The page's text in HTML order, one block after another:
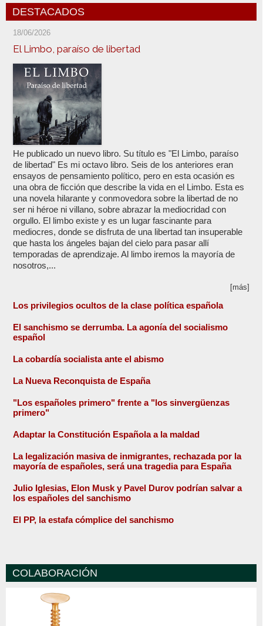
DESTACADOS
18/06/2026
El Limbo, paraíso de libertad
He publicado un nuevo libro. Su título es "El Limbo, paraíso
de libertad" Es mi octavo libro. Seis de los anteriores eran
ensayos de pensamiento político, pero en esta ocasión es
una obra de ficción que describe la vida en el Limbo. Esta es
una novela hilarante y conmovedora sobre la libertad de no
ser ni héroe ni villano, sobre abrazar la mediocridad con
orgullo. El limbo existe y es un lugar fascinante para
mediocres, donde se disfruta de una libertad tan insuperable
que hasta los ángeles bajan del cielo para pasar allí
temporadas de aprendizaje. Al limbo iremos la mayoría de
nosotros,...
[más]
Los privilegios ocultos de la clase política española
El sanchismo se derrumba. La agonía del socialismo
español
La cobardía socialista ante el abismo
La Nueva Reconquista de España
"Los españoles primero" frente a "los sinvergüenzas
primero"
Adaptar la Constitución Española a la maldad
La legalización masiva de inmigrantes, rechazada por la
mayoría de españoles, será una tragedia para España
Julio Iglesias, Elon Musk y Pavel Durov podrían salvar a
los españoles del sanchismo
El PP, la estafa cómplice del sanchismo
COLABORACIÓN